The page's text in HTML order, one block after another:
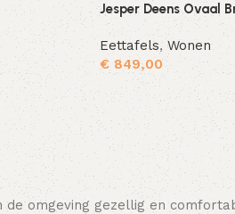
Jesper Deens Ovaal
Eettafels,Wonen
€ 849,00
omgeving gezellig en